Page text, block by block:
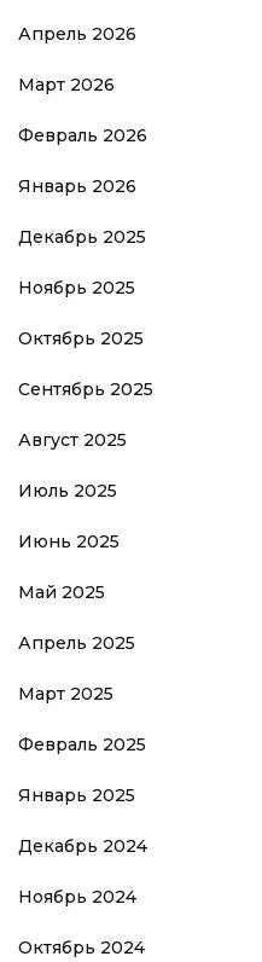
Апрель 2026
Март 2026
Февраль 2026
Январь 2026
Декабрь 2025
Ноябрь 2025
Октябрь 2025
Сентябрь 2025
Август 2025
Июль 2025
Июнь 2025
Май 2025
Апрель 2025
Март 2025
Февраль 2025
Январь 2025
Декабрь 2024
Ноябрь 2024
Октябрь 2024